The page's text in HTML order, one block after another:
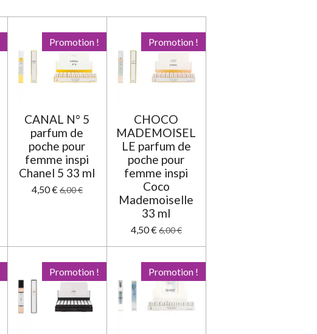
Promotion !
CANAL N° 5
parfum de
poche pour
femme inspi
Chanel 5 33 ml
4,50 €6,00 €
Promotion !
CHOCO
MADEMOISEL
LE parfum de
poche pour
femme inspi
Coco
Mademoiselle
33 ml
4,50 €6,00 €
Promotion ! Promotion !